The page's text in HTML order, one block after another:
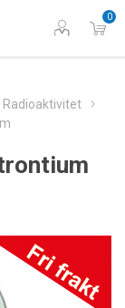
0
Radioaktivitet